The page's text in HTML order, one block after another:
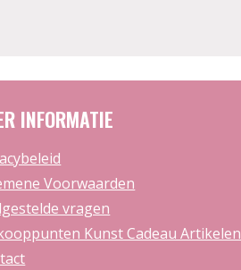
INFORMATIE
Voorwaarden
vragen
Kunst Cadeau Artikelen